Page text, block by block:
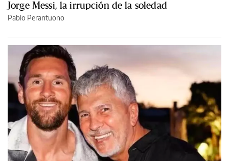
Jorge Messi, la irrupción de la soledad
Pablo Perantuono